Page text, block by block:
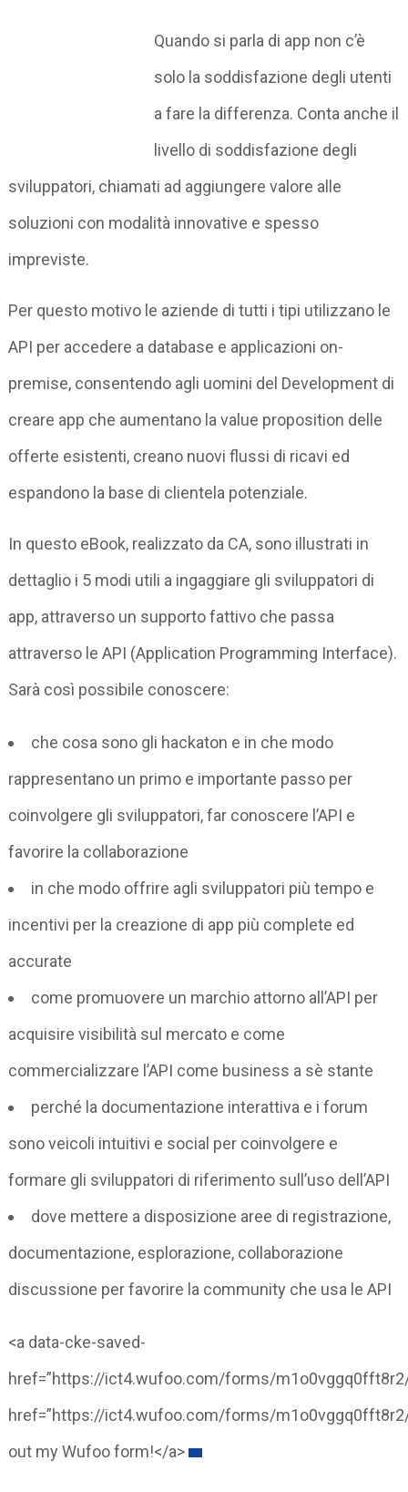
Quando si parla di app non c’è
solo la soddisfazione degli utenti
a fare la differenza. Conta anche il
livello di soddisfazione degli
sviluppatori, chiamati ad aggiungere valore alle
soluzioni con modalità innovative e spesso
impreviste.
Per questo motivo le aziende di tutti i tipi utilizzano le
API per accedere a database e applicazioni on-
premise, consentendo agli uomini del Development di
creare app che aumentano la value proposition delle
offerte esistenti, creano nuovi flussi di ricavi ed
espandono la base di clientela potenziale.
In questo eBook, realizzato da CA, sono illustrati in
dettaglio i 5 modi utili a ingaggiare gli sviluppatori di
app, attraverso un supporto fattivo che passa
attraverso le API (Application Programming Interface).
Sarà così possibile conoscere:
che cosa sono gli hackaton e in che modo
rappresentano un primo e importante passo per
coinvolgere gli sviluppatori, far conoscere l’API e
favorire la collaborazione
in che modo offrire agli sviluppatori più tempo e
incentivi per la creazione di app più complete ed
accurate
come promuovere un marchio attorno all’API per
acquisire visibilità sul mercato e come
commercializzare l’API come business a sè stante
perché la documentazione interattiva e i forum
sono veicoli intuitivi e social per coinvolgere e
formare gli sviluppatori di riferimento sull’uso dell’API
dove mettere a disposizione aree di registrazione,
documentazione, esplorazione, collaborazione
discussione per favorire la community che usa le API
<a data-cke-saved-
href=”https://ict4.wufoo.com/forms/
href=”https://ict4.wufoo.com/forms/m1o0vggq0fft8r2/
out my Wufoo form!</a>